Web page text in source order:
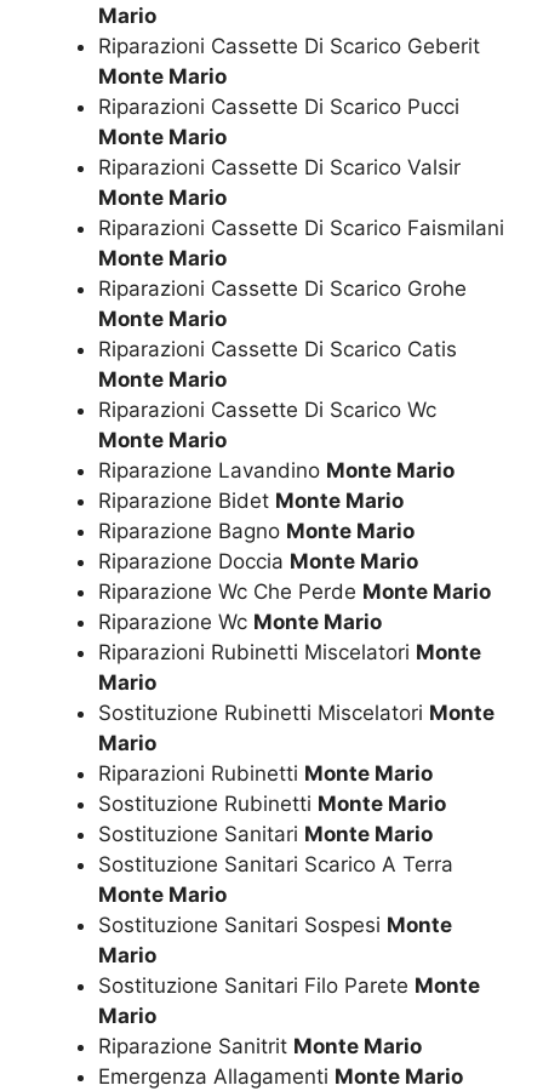
Mario
Riparazioni Cassette Di Scarico Geberit
Monte Mario
Riparazioni Cassette Di Scarico Pucci
Monte Mario
Riparazioni Cassette Di Scarico Valsir
Monte Mario
Riparazioni Cassette Di Scarico Faismilani
Monte Mario
Riparazioni Cassette Di Scarico Grohe
Monte Mario
Riparazioni Cassette Di Scarico Catis
Monte Mario
Riparazioni Cassette Di Scarico Wc
Monte Mario
Riparazione Lavandino Monte Mario
Riparazione Bidet Monte Mario
Riparazione Bagno Monte Mario
Riparazione Doccia Monte Mario
Riparazione Wc Che Perde Monte Mario
Riparazione Wc Monte Mario
Riparazioni Rubinetti Miscelatori Monte
Mario
Sostituzione Rubinetti Miscelatori Monte
Mario
Riparazioni Rubinetti Monte Mario
Sostituzione Rubinetti Monte Mario
Sostituzione Sanitari Monte Mario
Sostituzione Sanitari Scarico A Terra
Monte Mario
Sostituzione Sanitari Sospesi Monte
Mario
Sostituzione Sanitari Filo Parete Monte
Mario
Riparazione Sanitrit Monte Mario
Emergenza Allagamenti Monte Mario